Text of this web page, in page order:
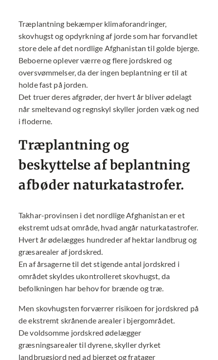
Træplantning bekæmper klimaforandringer,
skovhugst og opdyrkning af jorde som har forvandlet
store dele af det nordlige Afghanistan til golde bjerge.
Beboerne oplever værre og flere jordskred og
oversvømmelser, da der ingen beplantning er til at
holde fast på jorden.
Det truer deres afgrøder, der hvert år bliver ødelagt
når smeltevand og regnskyl skyller jorden væk og ned
i floderne.
Træplantning og
beskyttelse af beplantning
afbøder naturkatastrofer.
Takhar-provinsen i det nordlige Afghanistan er et
ekstremt udsat område, hvad angår naturkatastrofer.
Hvert år ødelægges hundreder af hektar landbrug og
græsarealer af jordskred.
En af årsagerne til det stigende antal jordskred i
området skyldes ukontrolleret skovhugst, da
befolkningen har behov for brænde og træ.
Men skovhugsten forværrer risikoen for jordskred på
de ekstremt skrånende arealer i bjergområdet.
De voldsomme jordskred ødelægger
græsningsarealer til dyrene, skyller dyrket
landbrugsjord ned ad bjerget og fratager